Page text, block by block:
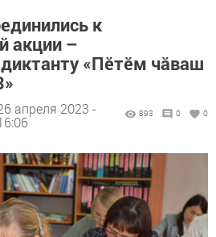
к
акции –
«Пĕтĕм чăваш
апреля 2023 -
893 0 0